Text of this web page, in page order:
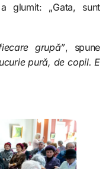
„Gata, sunt
grupă”, spune
pură, de copil. E